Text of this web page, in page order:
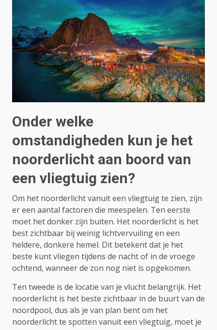
Onder welke
omstandigheden kun je het
noorderlicht aan boord van
een vliegtuig zien?
Om het noorderlicht vanuit een vliegtuig te zien, zijn
er een aantal factoren die meespelen. Ten eerste
moet het donker zijn buiten. Het noorderlicht is het
best zichtbaar bij weinig lichtvervuiling en een
heldere, donkere hemel. Dit betekent dat je het
beste kunt vliegen tijdens de nacht of in de vroege
ochtend, wanneer de zon nog niet is opgekomen.
Ten tweede is de locatie van je vlucht belangrijk. Het
noorderlicht is het beste zichtbaar in de buurt van de
noordpool, dus als je van plan bent om het
noorderlicht te spotten vanuit een vliegtuig, moet je